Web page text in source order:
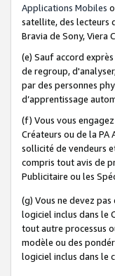
Applications Mobiles
satellite, des lecteurs
Bravia de Sony, Viera
(e) Sauf accord
de regroup,
par des personnes
d’apprentissage
(f) Vous vous
Créateurs ou de la
sollicité de vendeurs
compris tout avis de
Publicitaire ou les
(g) Vous ne devez
logiciel inclus dans le
tout autre processus
modèle ou des
logiciel inclus dans le